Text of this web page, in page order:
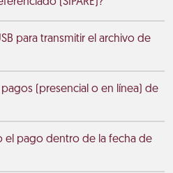
para transmitir el archivo de
(presencial o en línea) de
el pago dentro de la fecha de